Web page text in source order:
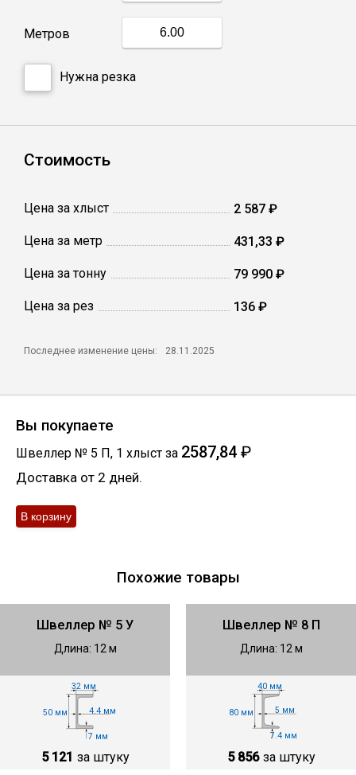
Швеллер
Сетка кладочная
Проволока
Метров
Нужна резка
Стоимость
Цена за хлыст 2 587 ₽
Цена за метр 431,33 ₽
Цена за тонну 79 990 ₽
Цена за рез 136 ₽
Последнее изменение цены: 28.11.2025
Вы покупаете
Швеллер № 5 П, 1 хлыст за 2587,84 ₽
Доставка от 2 дней.
Похожие товары
Швеллер № 5 У
Длина: 12 м
32 мм
50 мм 4.4 мм
7 мм
5 121 за штуку
Швеллер № 8 П
Длина: 12 м
40 мм
80 мм 5 мм
7.4 мм
5 856 за штуку